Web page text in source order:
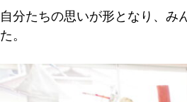
自分たちの思いが形となり、み
た。